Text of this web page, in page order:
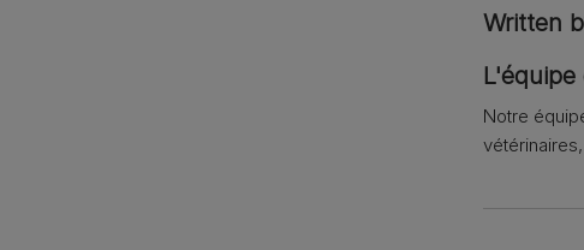
Written
L'équipe
Notre